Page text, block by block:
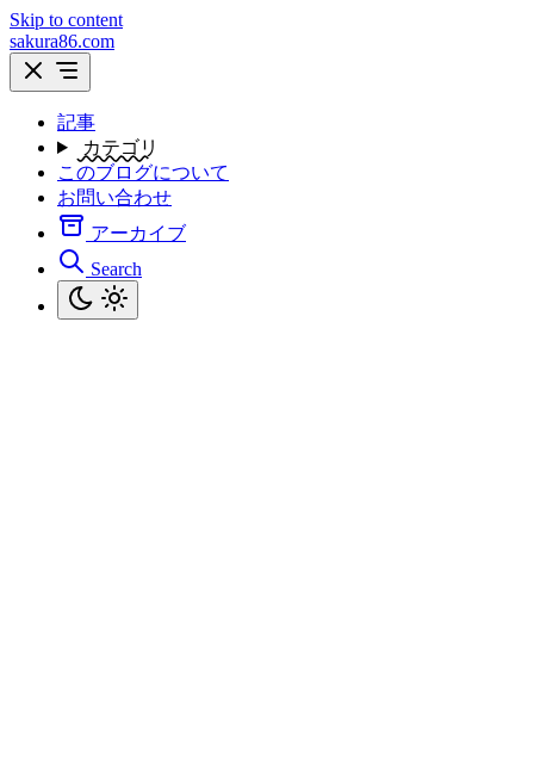
Skip to content
sakura86.com
記事
カテゴリ
このブログについて
お問い合わせ
アーカイブ
Search